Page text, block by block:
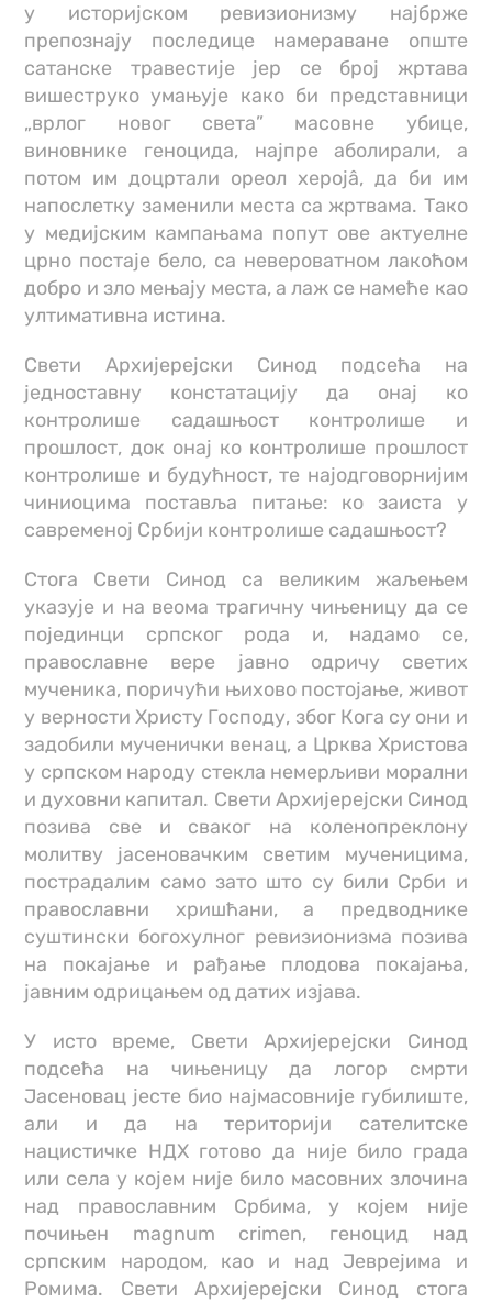
у историјском ревизионизму најбрже
препознају последице намераване опште
сатанске травестије јер се број жртава
вишеструко умањује како би представници
„врлог новог света” масовне убице,
виновнике геноцида, најпре аболирали, а
потом им доцртали ореол херојâ, да би им
напослетку заменили места са жртвама. Тако
у медијским кампањама попут ове актуелне
црно постаје бело, са невероватном лакоћом
добро и зло мењају места, а лаж се намеће као
ултимативна истина.
Свети Архијерејски Синод подсећа на
једноставну констатацију да онај ко
контролише садашњост контролише и
прошлост, док онај ко контролише прошлост
контролише и будућност, те најодговорнијим
чиниоцима поставља питање: ко заиста у
савременој Србији контролише садашњост?
Стога Свети Синод са великим жаљењем
указује и на веома трагичну чињеницу да се
појединци српског рода и, надамо се,
православне вере јавно одричу светих
мученика, поричући њихово постојање, живот
у верности Христу Господу, због Кога су они и
задобили мученички венац, а Црква Христова
у српском народу стекла немерљиви морални
и духовни капитал. Свети Архијерејски Синод
позива све и сваког на коленопреклону
молитву јасеновачким светим мученицима,
пострадалим само зато што су били Срби и
православни хришћани, а предводнике
суштински богохулног ревизионизма позива
на покајање и рађање плодова покајања,
јавним одрицањем од датих изјава.
У исто време, Свети Архијерејски Синод
подсећа на чињеницу да логор смрти
Јасеновац јесте био најмасовније губилиште,
али и да на територији сателитске
нацистичке НДХ готово да није било града
или села у којем није било масовних злочина
над православним Србима, у којем није
почињен magnum crimen, геноцид над
српским народом, као и над Јеврејима и
Ромима. Свети Архијерејски Синод стога